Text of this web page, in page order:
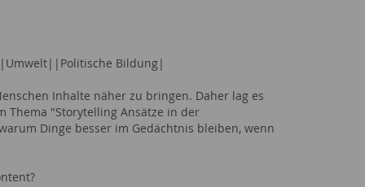
Bildung|
Inhalte näher zu bringen. Daher lag es
"Storytelling Ansätze in der
Dinge besser im Gedächtnis bleiben, wenn